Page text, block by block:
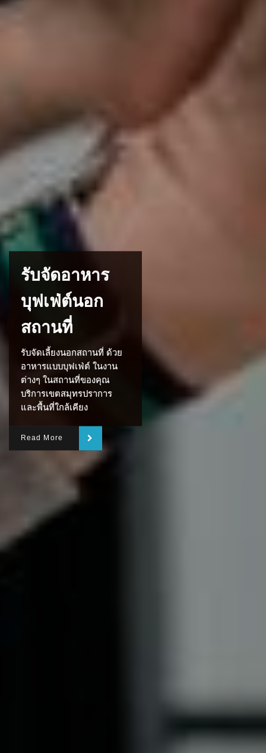
รับจัดอาหาร
บุฟเฟ่ต์นอก
สถานที่
รับจัดเลี้ยงนอกสถานที่ ด้วย
อาหารแบบบุฟเฟ่ต์ ในงาน
ต่างๆ ในสถานที่ของคุณ
บริการเขตสมุทรปราการ
และพื้นที่ใกล้เคียง
Read More